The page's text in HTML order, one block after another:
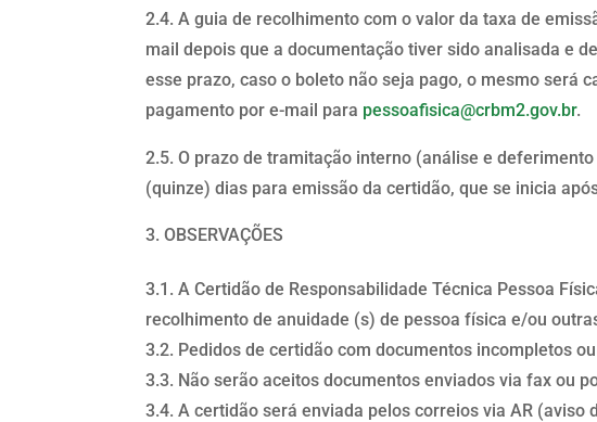
2.4. A guia de recolhimento com o valor da taxa de
mail depois que a documentação tiver sido analisada e
esse prazo, caso o boleto não seja pago, o mesmo será
pagamento por e-mail para pessoafisica@crbm2.gov.br.
2.5. O prazo de tramitação interno (análise e
(quinze) dias para emissão da certidão, que se inicia
OBSERVAÇÕES
3.1. A Certidão de Responsabilidade Técnica Pessoa
recolhimento de anuidade (s) de pessoa física e/ou
3.2. Pedidos de certidão com documentos incompletos
3.3. Não serão aceitos documentos enviados via fax ou
3.4. A certidão será enviada pelos correios via AR